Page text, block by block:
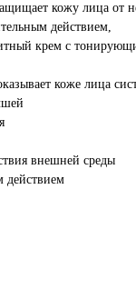
кожу лица от
действием,
крем с
коже лица
внешней среды
действием